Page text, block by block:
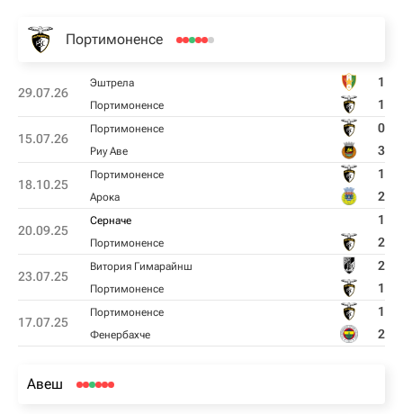
Портимоненсе
29.07.26
Эштрела 1
Портимоненсе 1
15.07.26
Портимоненсе 0
Риу Аве 3
18.10.25
Портимоненсе 1
Арока 2
20.09.25
Серначе 1
Портимоненсе 2
23.07.25
Витория Гимарайнш 2
Портимоненсе 1
17.07.25
Портимоненсе 1
Фенербахче 2
Авеш